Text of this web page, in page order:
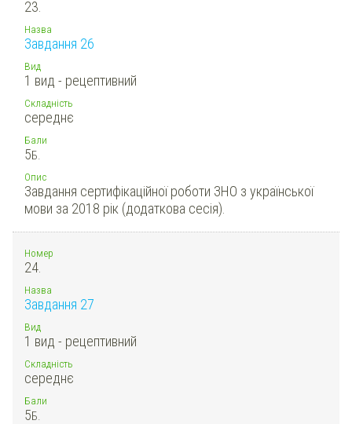
23.
Назва
Завдання 26
Вид
1 вид - рецептивний
Складність
середнє
Бали
5Б.
Опис
Завдання сертифікаційної роботи ЗНО з української
мови за 2018 рік (додаткова сесія).
Номер
24.
Назва
Завдання 27
Вид
1 вид - рецептивний
Складність
середнє
Бали
5Б.